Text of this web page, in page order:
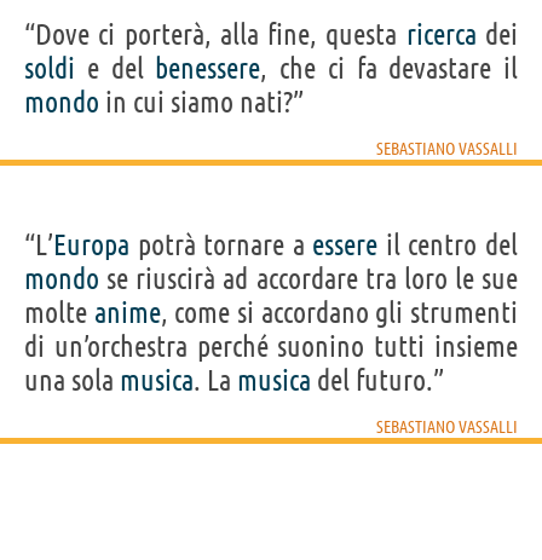
“Dove ci porterà, alla fine, questa ricerca dei
soldi e del benessere, che ci fa devastare il
mondo in cui siamo nati?”
SEBASTIANO VASSALLI
“L’Europa potrà tornare a essere il centro del
mondo se riuscirà ad accordare tra loro le sue
molte anime, come si accordano gli strumenti
di un’orchestra perché suonino tutti insieme
una sola musica. La musica del futuro.”
SEBASTIANO VASSALLI